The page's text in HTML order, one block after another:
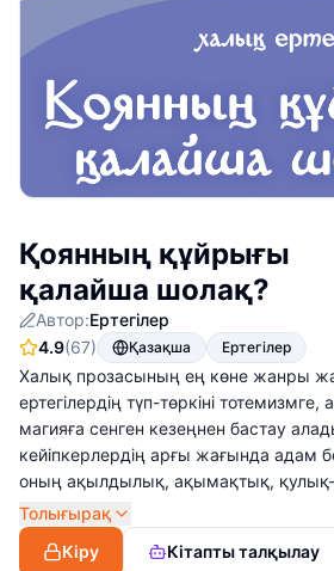
Қоянның құйрығы
қалайша шолақ?
Автор:Ертегілер
4.9(67) Қазақша Ертегілер
Халық прозасының ең көне жанры
ертегілердің түп-төркіні
магияға сенген кезеңнен бастау
кейіпкерлердің арғы жағында адам
оның ақылдылық, ақымақтық,
қасиеттері қарапайым
беріледі. Сондай-ақ адамның мінезі
қоймай, жануарлардың мінез-құлқы,
Толығырақ
Кіру
Кітапты талқылау